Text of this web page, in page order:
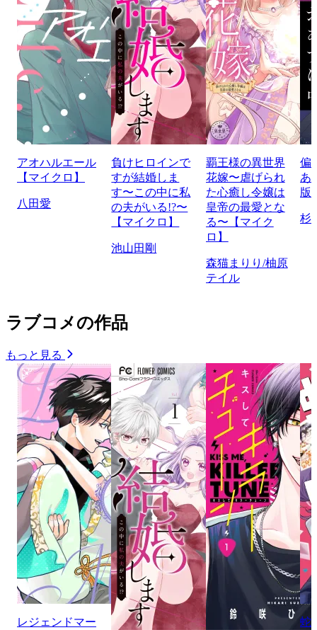
アオハルエール
【マイクロ】
八田愛
負けヒロインで
すが結婚しま
す〜この中に私
の夫がいる!?〜
【マイクロ】
池山田剛
覇王様の異世界
花嫁〜虐げられ
た心癒し令嬢は
皇帝の最愛とな
る〜【マイク
ロ】
森猫まりり/柚原
テイル
偏
あ
版
杉
ラブコメの作品
もっと見る
レジェンドマー
蛇